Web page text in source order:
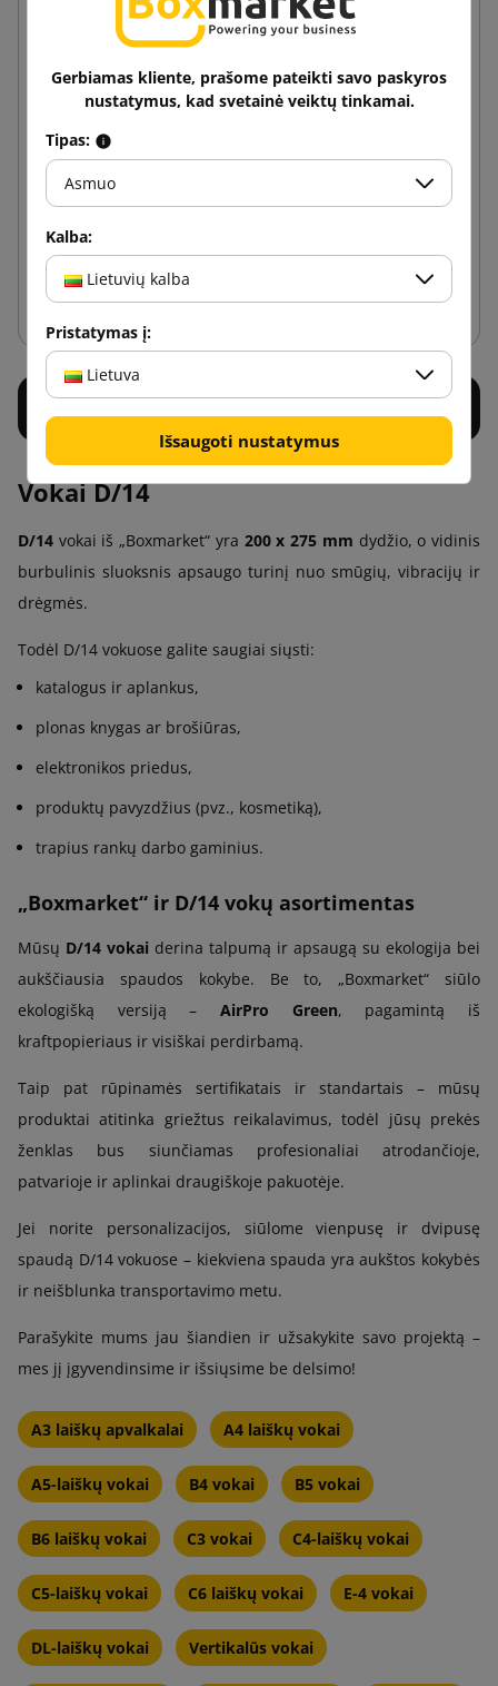
Balta AirPro Green D14 puslinė vokas 200x275
Vokai D/14
D/14 vokai iš „Boxmarket“ yra 200 x 275 mm dydžio, o vidinis
burbulinis sluoksnis apsaugo turinį nuo smūgių, vibracijų ir
drėgmės.
Todėl D/14 vokuose galite saugiai siųsti:
katalogus ir aplankus,
plonas knygas ar brošiūras,
elektronikos priedus,
produktų pavyzdžius (pvz., kosmetiką),
trapius rankų darbo gaminius.
„Boxmarket“ ir D/14 vokų asortimentas
Mūsų D/14 vokai derina talpumą ir apsaugą su ekologija bei
aukščiausia spaudos kokybe. Be to, „Boxmarket“ siūlo
ekologišką versiją – AirPro Green, pagamintą iš
kraftpopieriaus ir visiškai perdirbamą.
Taip pat rūpinamės sertifikatais ir standartais – mūsų
produktai atitinka griežtus reikalavimus, todėl jūsų prekės
ženklas bus siunčiamas profesionaliai atrodančioje,
patvarioje ir aplinkai draugiškoje pakuotėje.
Jei norite personalizacijos, siūlome vienpusę ir dvipusę
spaudą D/14 vokuose – kiekviena spauda yra aukštos kokybės
ir neišblunka transportavimo metu.
Parašykite mums jau šiandien ir užsakykite savo projektą –
mes jį įgyvendinsime ir išsiųsime be delsimo!
A3 laiškų apvalkalai A4 laiškų vokai
A5-laiškų vokai B4 vokai B5 vokai
B6 laiškų vokai C3 vokai C4-laiškų vokai
C5-laiškų vokai C6 laiškų vokai E-4 vokai
DL-laiškų vokai Vertikalūs vokai
Gerbiamas kliente, prašome pateikti savo paskyros
nustatymus, kad svetainė veiktų tinkamai.
Tipas:
Asmuo
Kalba:
Lietuvių kalba
Pristatymas į:
Lietuva
Išsaugoti nustatymus